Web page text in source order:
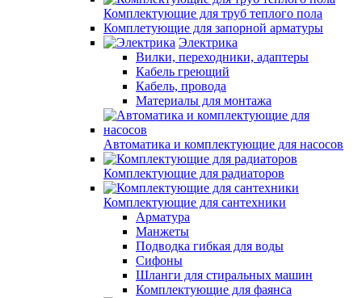
Комплектующие для труб теплого пола
Комплетующие для запорной арматуры
Электрика
Вилки, переходники, адаптеры
Кабель греющий
Кабель, провода
Материалы для монтажа
Автоматика и комплектующие для насосов
Комплектующие для радиаторов
Комплектующие для сантехники
Арматура
Манжеты
Подводка гибкая для воды
Сифоны
Шланги для стиральных машин
Комплектующие для фаянса